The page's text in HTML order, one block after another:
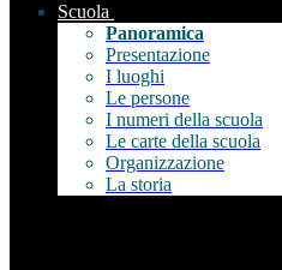
Scuola
Panoramica
Presentazione
I luoghi
Le persone
I numeri della scuola
Le carte della scuola
Organizzazione
La storia